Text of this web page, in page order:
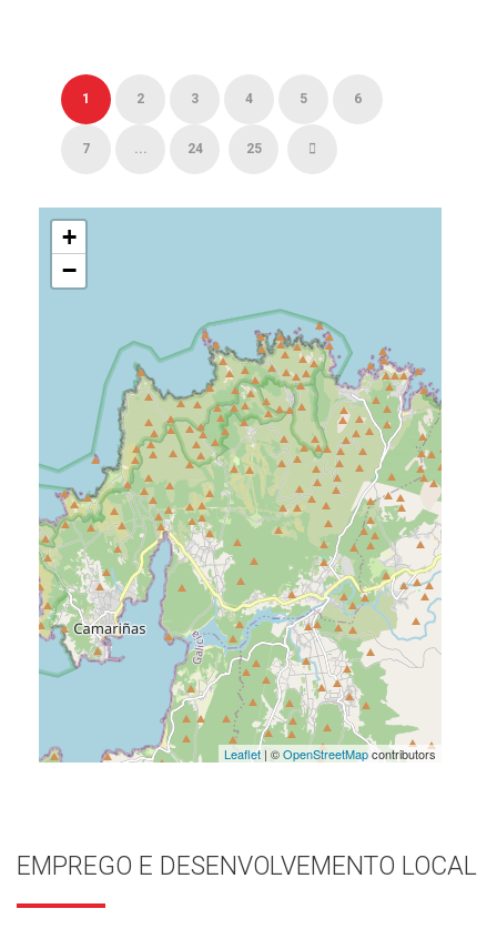
1 2 3 4 5 6
7 ... 24 25
+
−
Leaflet| ©OpenStreetMapcontributors
EMPREGO E DESENVOLVEMENTO LOCAL